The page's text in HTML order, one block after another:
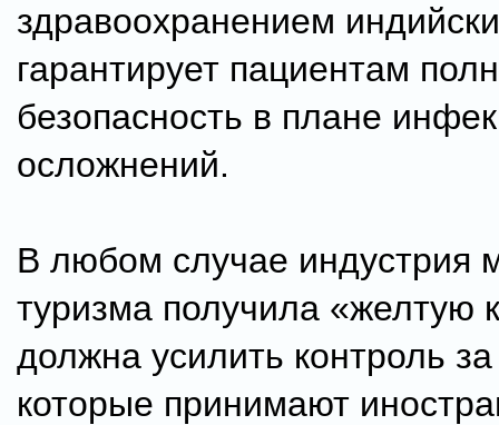
здравоохранением
гарантирует пациентам
безопасность в плане
осложнений.
В любом случае индустрия
туризма получила «желтую
должна усилить контроль
которые принимают